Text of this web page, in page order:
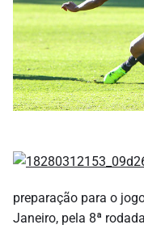
preparação para o
Janeiro, pela 8ª